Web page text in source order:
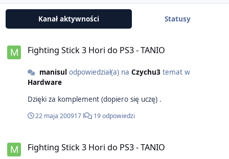
Kanał aktywności Statusy
Fighting Stick 3 Hori do PS3 - TANIO
manisul odpowiedział(a) na Czychu3temat w
Hardware
Dzięki za komplement (dopiero się uczę) .
22 maja 200917 l 19 odpowiedzi
Fighting Stick 3 Hori do PS3 - TANIO